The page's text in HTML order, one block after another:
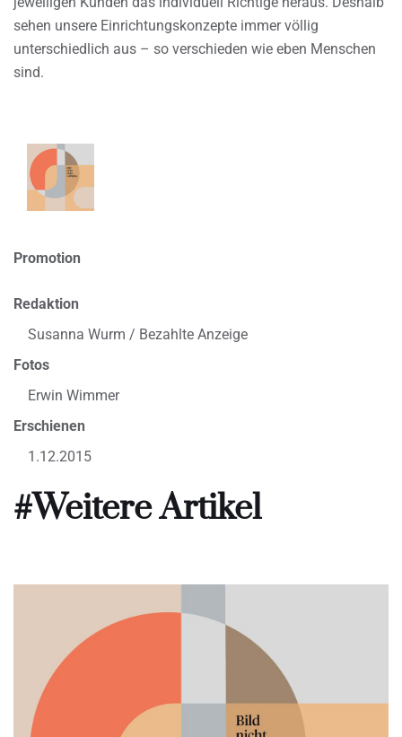
sehen unsere Einrichtungskonzepte immer völlig
unterschiedlich aus – so verschieden wie eben Menschen
sind.
Promotion
Redaktion
Susanna Wurm / Bezahlte Anzeige
Fotos
Erwin Wimmer
Erschienen
1.12.2015
#Weitere Artikel